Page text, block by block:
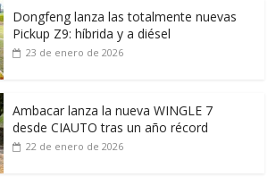
Dongfeng lanza las totalmente nuevas
Pickup Z9: híbrida y a diésel
23 de enero de 2026
Ambacar lanza la nueva WINGLE 7
desde CIAUTO tras un año récord
22 de enero de 2026